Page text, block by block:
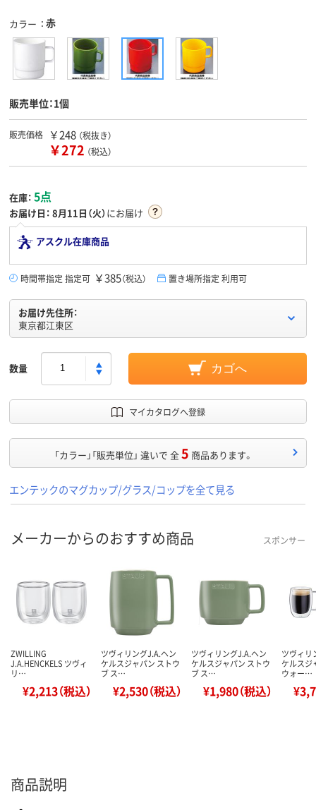
カラー 赤
販売単位：1個
販売価格 ￥248 （税抜き）
￥272 （税込）
在庫： 5点
お届け日： 8月11日（火）にお届け
アスクル在庫商品
時間帯指定 指定可 ￥385（税込） 置き場所指定 利用可
お届け先住所：
東京都江東区
数量 カゴへ
マイカタログへ登録
「カラー」「販売単位」 違いで 全5 商品あります。
エンテックのマグカップ/グラス/コップを全て見る
メーカーからのおすすめ商品 スポンサー
ZWILLING
J.A.HENCKELS ツヴィ
リ…
¥2,213（税込）
ツヴィリングJ.A.ヘン
ケルスジャパン ストウ
ブ ス…
¥2,530（税込）
ツヴィリングJ.A.ヘン
ケルスジャパン ストウ
ブ ス…
¥1,980（税込）
ツヴィリ
ケルスジ
ウォー…
商品説明